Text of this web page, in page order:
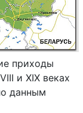
приходы
и XIX веках
данным